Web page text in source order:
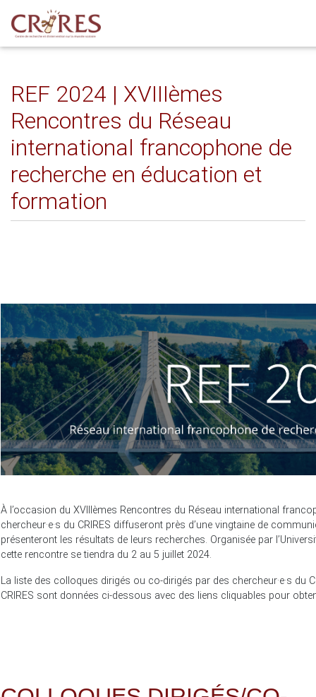
REF 2024 | XVIIIèmes
Rencontres du Réseau
international francophone de
recherche en éducation et
formation
À l’occasion du XVIIIèmes Rencontres du Réseau international
chercheur·e·s du CRIRES diffuseront près d’une vingtaine de
présenteront les résultats de leurs recherches. Organisée par
cette rencontre se tiendra du 2 au 5 juillet 2024.
La liste des colloques dirigés ou co-dirigés par des chercheur·e·s du
CRIRES sont données ci-dessous avec des liens cliquables pour